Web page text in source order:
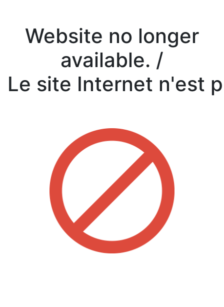
Website no longer
available. /
Le site Internet n'est